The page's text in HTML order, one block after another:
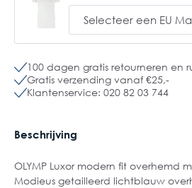
100 dagen gratis retourneren en
Gratis verzending vanaf €25,-
Klantenservice: 020 82 03 744
Beschrijving
OLYMP Luxor modern fit overhemd
Modieus getailleerd lichtblauw